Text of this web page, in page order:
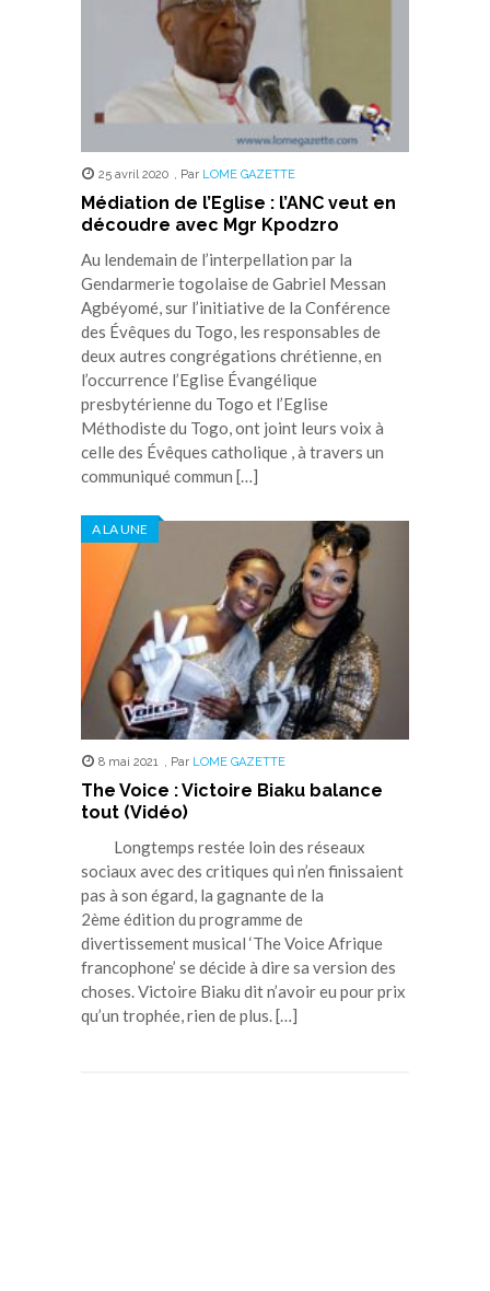
25 avril 2020 , Par LOME GAZETTE
Médiation de l’Eglise : l’ANC veut en
découdre avec Mgr Kpodzro
Au lendemain de l’interpellation par la
Gendarmerie togolaise de Gabriel Messan
Agbéyomé, sur l’initiative de la Conférence
des Évêques du Togo, les responsables de
deux autres congrégations chrétienne, en
l’occurrence l’Eglise Évangélique
presbytérienne du Togo et l’Eglise
Méthodiste du Togo, ont joint leurs voix à
celle des Évêques catholique , à travers un
communiqué commun […]
A LA UNE
8 mai 2021 , Par LOME GAZETTE
The Voice : Victoire Biaku balance
tout (Vidéo)
Longtemps restée loin des réseaux
sociaux avec des critiques qui n’en finissaient
pas à son égard, la gagnante de la
2ème édition du programme de
divertissement musical ‘The Voice Afrique
francophone’ se décide à dire sa version des
choses. Victoire Biaku dit n’avoir eu pour prix
qu’un trophée, rien de plus. […]